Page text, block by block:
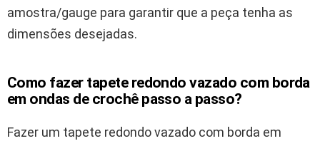
amostra/gauge para garantir que a peça tenha as
dimensões desejadas.
Como fazer tapete redondo vazado com borda
em ondas de crochê passo a passo?
Fazer um tapete redondo vazado com borda em